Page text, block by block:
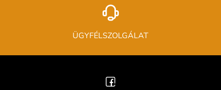
ÜGYFÉLSZOLGÁLAT